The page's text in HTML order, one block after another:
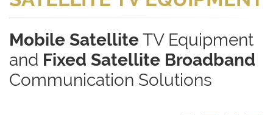
Mobile SatelliteTV Equipment
and Fixed Satellite Broadband
Communication Solutions